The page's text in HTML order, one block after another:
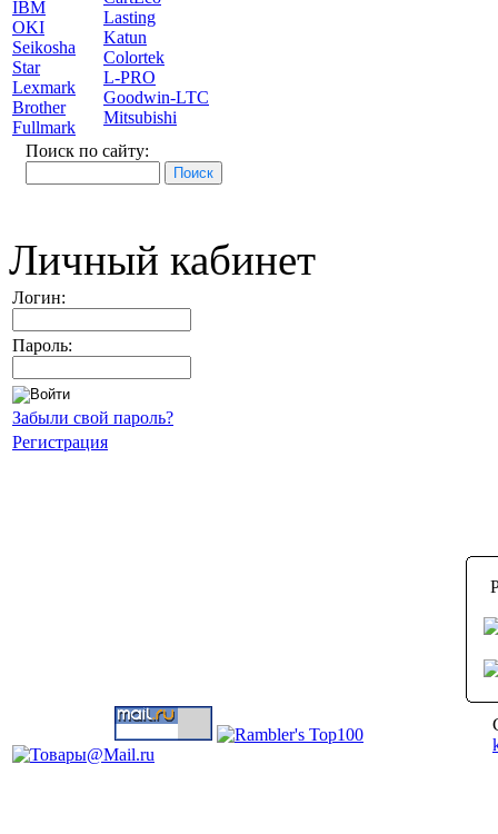
IBM
OKI
Seikosha
Star
Lexmark
Brother
Fullmark
Lasting
Katun
Colortek
L-PRO
Goodwin-LTC
Mitsubishi
Поиск по сайту:
Личный кабинет
Логин:
Пароль:
Забыли свой пароль?
Регистрация